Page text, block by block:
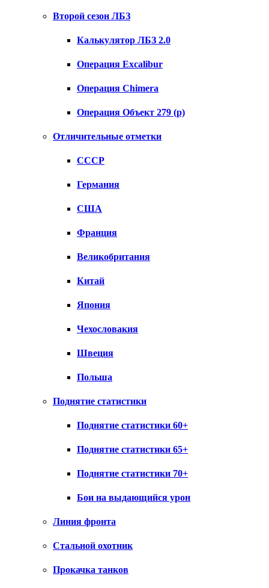
Второй сезон ЛБЗ
Калькулятор ЛБЗ 2.0
Операция Excalibur
Операция Chimera
Операция Объект 279 (р)
Отличительные отметки
СССР
Германия
США
Франция
Великобритания
Китай
Япония
Чехословакия
Швеция
Польша
Поднятие статистики
Поднятие статистики 60+
Поднятие статистики 65+
Поднятие статистики 70+
Бои на выдающийся урон
Линия фронта
Стальной охотник
Прокачка танков